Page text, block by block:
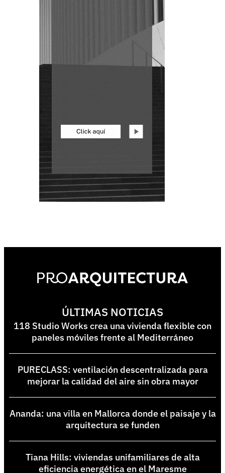
ÚLTIMAS NOTICIAS
118 Studio Works crea una vivienda flexible con
paneles móviles frente al Mediterráneo
PURECLASS: ventilación descentralizada para
mejorar la calidad del aire sin obra mayor
Ananda: una villa en Mallorca donde el paisaje y la
arquitectura se funden
Tiana Hills: viviendas unifamiliares de alta
eficiencia energética en el Maresme